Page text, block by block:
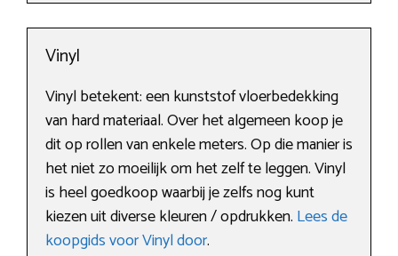
Vinyl
Vinyl betekent: een kunststof vloerbedekking
van hard materiaal. Over het algemeen koop je
dit op rollen van enkele meters. Op die manier is
het niet zo moeilijk om het zelf te leggen. Vinyl
is heel goedkoop waarbij je zelfs nog kunt
kiezen uit diverse kleuren / opdrukken. Lees de
koopgids voor Vinyl door.